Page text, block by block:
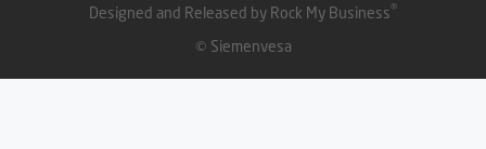
Designed and Released by Rock My Business®
© Siemenvesa